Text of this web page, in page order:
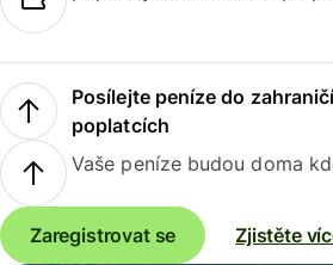
Posílejte peníze do
poplatcích
Vaše peníze budou doma
Zaregistrovat se Zjistěte